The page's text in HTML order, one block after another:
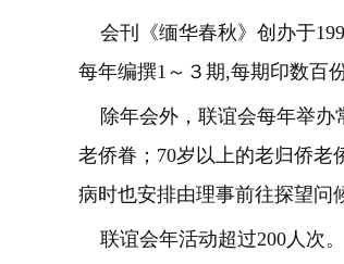
会刊《缅华春秋》创办于
每年编撰1～３期,每期印数百
除年会外，联谊会每年举办
老侨眷；70岁以上的老归侨老
病时也安排由理事前往探望问
联谊会年活动超过200人次。